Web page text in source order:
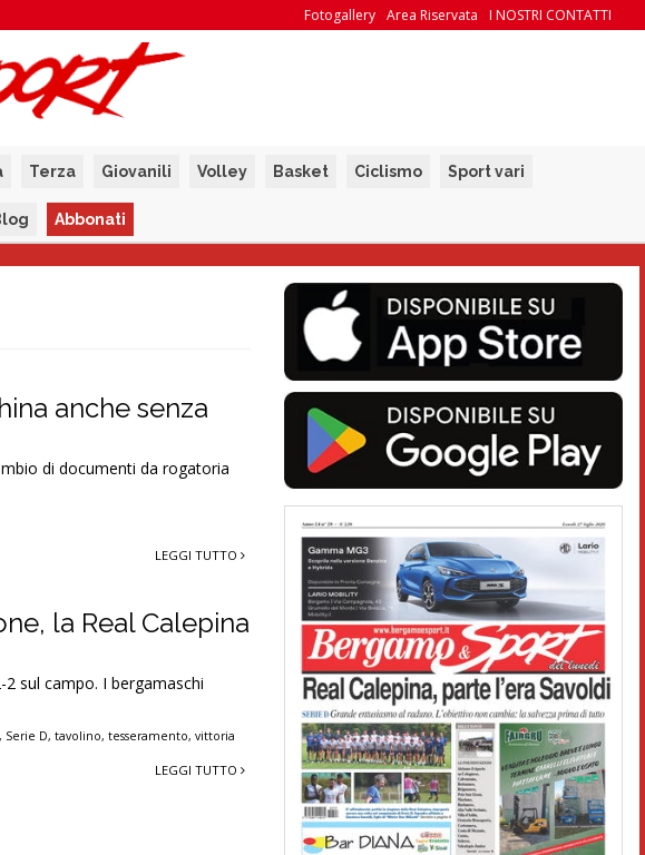
I NOSTRI CONTATTI
Area Riservata
Fotogallery
Terza Giovanili Volley Basket Ciclismo Sport vari
Abbonati
anche senza
di documenti da rogatoria
LEGGI TUTTO
la Real Calepina
sul campo. I bergamaschi
, Serie D,tavolino,tesseramento,vittoria
LEGGI TUTTO